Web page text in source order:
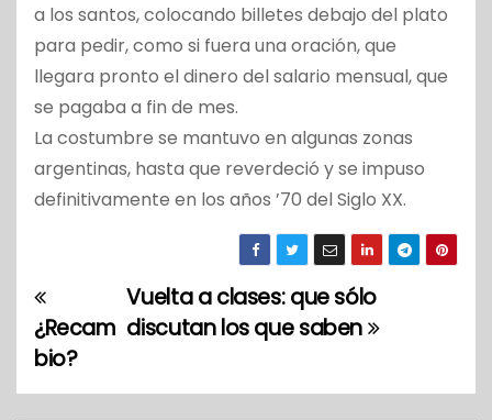
a los santos, colocando billetes debajo del plato
para pedir, como si fuera una oración, que
llegara pronto el dinero del salario mensual, que
se pagaba a fin de mes.
La costumbre se mantuvo en algunas zonas
argentinas, hasta que reverdeció y se impuso
definitivamente en los años ’70 del Siglo XX.
N
a
v
Vuelta a clases: que sólo
discutan los que saben
¿Recam
bio?